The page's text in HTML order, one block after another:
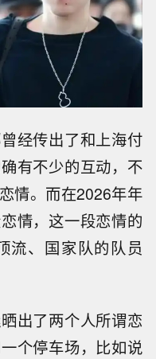
经传出了和上海付
有不少的互动，不
情。而在2026年年
情，这一段恋情的
流、国家队的队员
出了两个人所谓恋
个停车场，比如说